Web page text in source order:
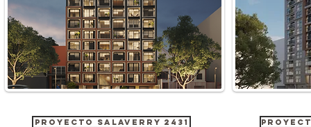
PROYECTO SALAVERRY 2431